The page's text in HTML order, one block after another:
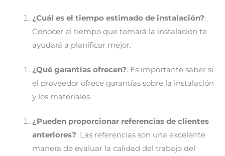
¿Cuál es el tiempo estimado de instalación?:
Conocer el tiempo que tomará la instalación te
ayudará a planificar mejor.
¿Qué garantías ofrecen?: Es importante saber si
el proveedor ofrece garantías sobre la instalación
y los materiales.
¿Pueden proporcionar referencias de clientes
anteriores?: Las referencias son una excelente
manera de evaluar la calidad del trabajo del